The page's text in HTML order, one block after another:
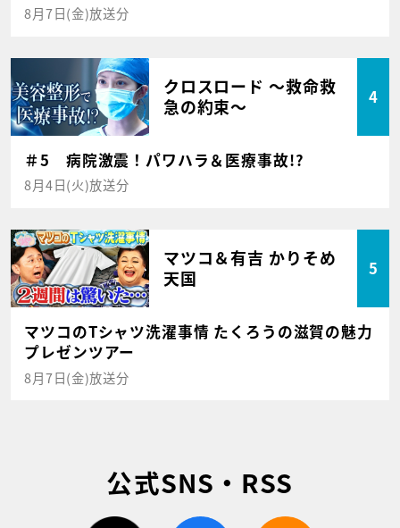
8月7日(金)放送分
クロスロード ～救命救
急の約束～
4
＃5 病院激震！パワハラ＆医療事故!?
8月4日(火)放送分
マツコ＆有吉 かりそめ
天国
5
マツコのTシャツ洗濯事情 たくろうの滋賀の魅力
プレゼンツアー
8月7日(金)放送分
公式SNS・RSS
twitter facebook